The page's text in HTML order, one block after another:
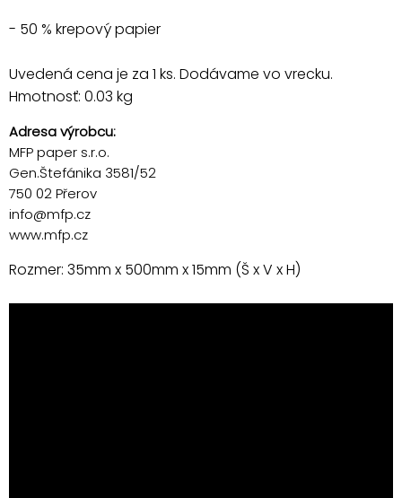
- 50 % krepový papier
Uvedená cena je za 1 ks. Dodávame vo vrecku.
Hmotnosť: 0.03 kg
Adresa výrobcu:
MFP paper s.r.o.
Gen.Štefánika 3581/52
750 02 Přerov
info@mfp.cz
www.mfp.cz
Rozmer: 35mm x 500mm x 15mm (Š x V x H)